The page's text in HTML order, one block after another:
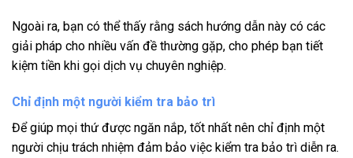
Ngoài ra, bạn có thể thấy rằng sách hướng dẫn này có các
giải pháp cho nhiều vấn đề thường gặp, cho phép bạn tiết
kiệm tiền khi gọi dịch vụ chuyên nghiệp.
Chỉ định một người kiểm tra bảo trì
Để giúp mọi thứ được ngăn nắp, tốt nhất nên chỉ định một
người chịu trách nhiệm đảm bảo việc kiểm tra bảo trì diễn ra.